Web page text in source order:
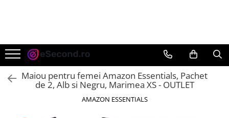
Auto Moto
Accesorii Auto
Anvelope & Jante
Maiou pentru femei Amazon Essentials, Pachet
de 2, Alb si Negru, Marimea XS - OUTLET
AMAZON ESSENTIALS